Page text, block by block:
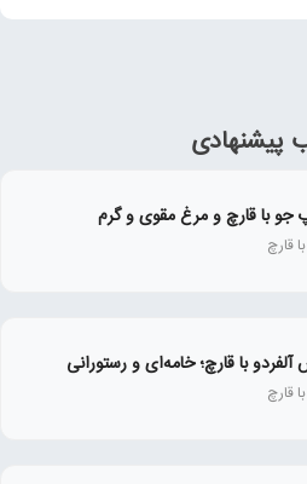
پیشنهادی
جو با قارچ و مرغ مقوی و گرم
قارچ
با قارچ؛ خامه‌ای و رستورانی
قارچ